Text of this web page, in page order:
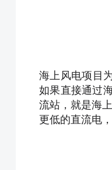
海上风电项目
如果直接通过
流站，就是海
更低的直流电